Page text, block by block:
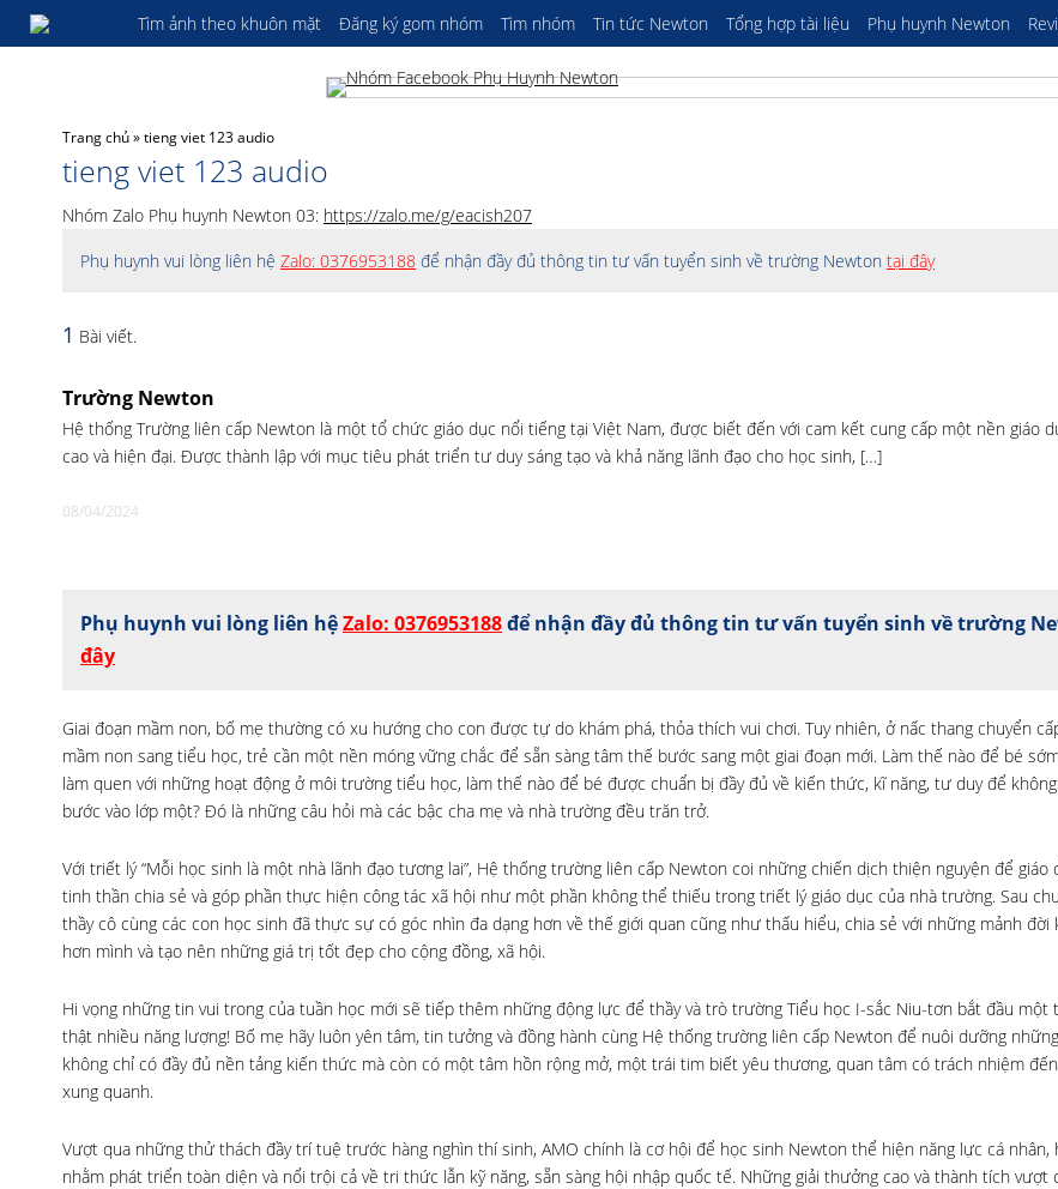
Tìm ảnh theo khuôn mặt Đăng ký gom nhóm Tìm nhóm Tin tức Newton Tổng hợp tài liệu Phụ huynh Newton
Trang chủ»tieng viet 123 audio
tieng viet 123 audio
Nhóm Zalo Phụ huynh Newton 03: https://zalo.me/g/eacish207
Phụ huynh vui lòng liên hệ Zalo: 0376953188 để nhận đầy đủ thông tin tư vấn tuyển sinh về trường Newton tại đây
1 Bài viết.
Trường Newton
Hệ thống Trường liên cấp Newton là một tổ chức giáo dục nổi tiếng tại Việt Nam, được biết đến với cam kết cung cấp một nền giáo
cao và hiện đại. Được thành lập với mục tiêu phát triển tư duy sáng tạo và khả năng lãnh đạo cho học sinh, […]
08/04/2024
Phụ huynh vui lòng liên hệZalo: 0376953188để nhận đầy đủ thông tin tư vấn tuyển sinh về trường
đây
Giai đoạn mầm non, bố mẹ thường có xu hướng cho con được tự do khám phá, thỏa thích vui chơi. Tuy nhiên, ở nấc thang chuyển
mầm non sang tiểu học, trẻ cần một nền móng vững chắc để sẵn sàng tâm thế bước sang một giai đoạn mới. Làm thế nào để bé
làm quen với những hoạt động ở môi trường tiểu học, làm thế nào để bé được chuẩn bị đầy đủ về kiến thức, kĩ năng, tư duy để
bước vào lớp một? Đó là những câu hỏi mà các bậc cha mẹ và nhà trường đều trăn trở.
Với triết lý “Mỗi học sinh là một nhà lãnh đạo tương lai”, Hệ thống trường liên cấp Newton coi những chiến dịch thiện nguyện để giáo
tinh thần chia sẻ và góp phần thực hiện công tác xã hội như một phần không thể thiếu trong triết lý giáo dục của nhà trường. Sau
thầy cô cùng các con học sinh đã thực sự có góc nhìn đa dạng hơn về thế giới quan cũng như thấu hiểu, chia sẻ với những mảnh đời
hơn mình và tạo nên những giá trị tốt đẹp cho cộng đồng, xã hội.
Hi vọng những tin vui trong của tuần học mới sẽ tiếp thêm những động lực để thầy và trò trường Tiểu học I-sắc Niu-tơn bắt đầu một
thật nhiều năng lượng! Bố mẹ hãy luôn yên tâm, tin tưởng và đồng hành cùng Hệ thống trường liên cấp Newton để nuôi dưỡng
không chỉ có đầy đủ nền tảng kiến thức mà còn có một tâm hồn rộng mở, một trái tim biết yêu thương, quan tâm có trách nhiệm
xung quanh.
Vượt qua những thử thách đầy trí tuệ trước hàng nghìn thí sinh, AMO chính là cơ hội để học sinh Newton thể hiện năng lực cá nhân,
nhằm phát triển toàn diện và nổi trội cả về tri thức lẫn kỹ năng, sẵn sàng hội nhập quốc tế. Những giải thưởng cao và thành tích vượt